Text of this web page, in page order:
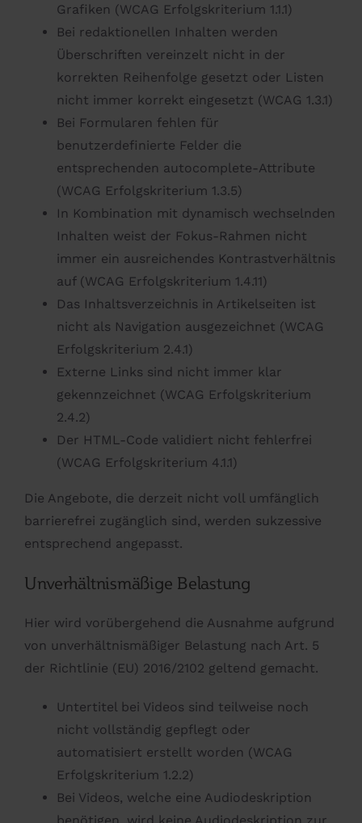
Grafiken (WCAG Erfolgskriterium 1.1.1)
Bei redaktionellen Inhalten werden
Überschriften vereinzelt nicht in der
korrekten Reihenfolge gesetzt oder Listen
nicht immer korrekt eingesetzt (WCAG 1.3.1)
Bei Formularen fehlen für
benutzerdefinierte Felder die
entsprechenden autocomplete-Attribute
(WCAG Erfolgskriterium 1.3.5)
In Kombination mit dynamisch wechselnden
Inhalten weist der Fokus-Rahmen nicht
immer ein ausreichendes Kontrastverhältnis
auf (WCAG Erfolgskriterium 1.4.11)
Das Inhaltsverzeichnis in Artikelseiten ist
nicht als Navigation ausgezeichnet (WCAG
Erfolgskriterium 2.4.1)
Externe Links sind nicht immer klar
gekennzeichnet (WCAG Erfolgskriterium
2.4.2)
Der HTML-Code validiert nicht fehlerfrei
(WCAG Erfolgskriterium 4.1.1)
Die Angebote, die derzeit nicht voll umfänglich
barrierefrei zugänglich sind, werden sukzessive
entsprechend angepasst.
Unverhältnismäßige Belastung
Hier wird vorübergehend die Ausnahme aufgrund
von unverhältnismäßiger Belastung nach Art. 5
der Richtlinie (EU) 2016/2102 geltend gemacht.
Untertitel bei Videos sind teilweise noch
nicht vollständig gepflegt oder
automatisiert erstellt worden (WCAG
Erfolgskriterium 1.2.2)
Bei Videos, welche eine Audiodeskription
benötigen, wird keine Audiodeskription zur